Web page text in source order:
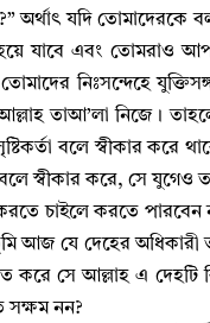
অর্থাৎ যদি তোমাদেরকে
যাবে এবং তোমরাও
নিঃসন্দেহে
তাআ’লা নিজে ।
সৃষ্টিকর্তা বলে স্বীকার
স্বীকার করে, সে যুগেও
চাইলে করতে পারবেন
আজ যে দেহের অধিকারী
করে সে আল্লাহ‌ এ দেহটি
সক্ষম নন?